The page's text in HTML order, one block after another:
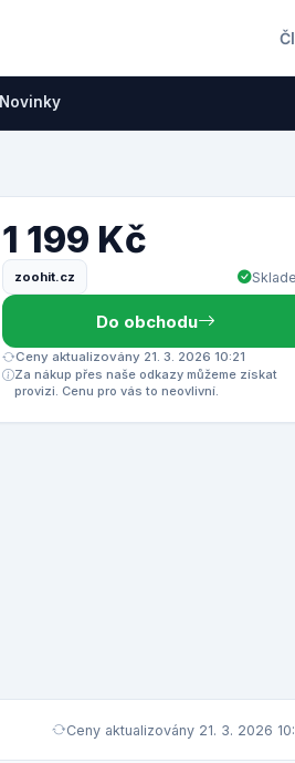
Novinky
1 199 Kč
zoohit.cz
Do obchodu
Ceny aktualizovány 21. 3. 2026 10:21
Za nákup přes naše odkazy můžeme získat
provizi. Cenu pro vás to neovlivní.
Ceny aktualizovány 21. 3. 2026